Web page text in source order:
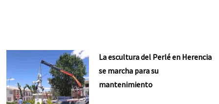
La escultura del Perlé en Herencia
se marcha para su
mantenimiento